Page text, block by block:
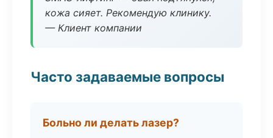
кожа сияет. Рекомендую клинику.
— Клиент компании
Часто задаваемые вопросы
Больно ли делать лазер?